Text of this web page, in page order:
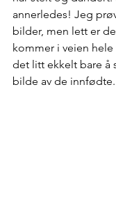
annerledes! Jeg
bilder, men lett er
kommer i veien
det litt ekkelt bare å
bilde av de innfødte.